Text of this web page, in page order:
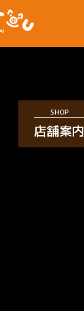
SHOP
店舗案内